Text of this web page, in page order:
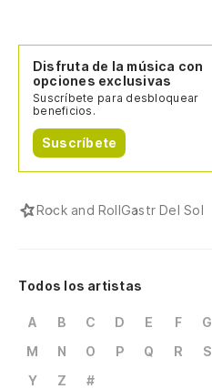
Disfruta de la música con
opciones exclusivas
Suscríbete para desbloquear
beneficios.
Suscríbete
Rock and RollGastr Del Sol
Todos los artistas
A B C D E F G
M
N O P Q R S
Y
Z #